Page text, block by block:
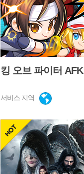
hot
킹 오브 파이터 AFK
서비스 지역